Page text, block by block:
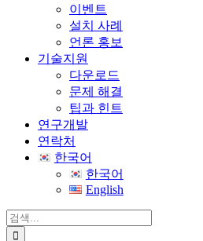
이벤트
설치 사례
언론 홍보
기술지원
다운로드
문제 해결
팁과 힌트
연구개발
연락처
한국어
한국어
English
검
색